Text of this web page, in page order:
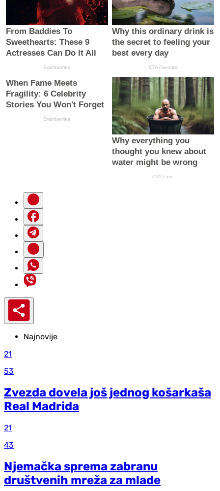
Najnovije
21
53
Zvezda dovela još jednog košarkaša
Real Madrida
21
43
Njemačka sprema zabranu
društvenih mreža za mlade